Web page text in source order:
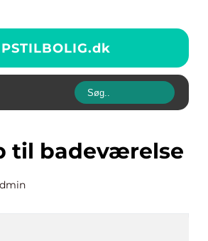
dk
til badeværelse